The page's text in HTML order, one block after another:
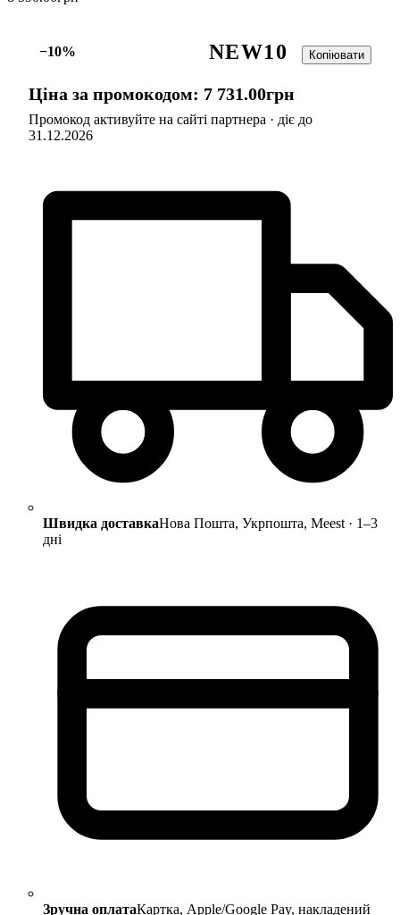
−10% NEW10 Копіювати
Ціна за промокодом: 7 731.00грн
Промокод активуйте на сайті партнера · діє до
31.12.2026
Швидка доставкаНова Пошта, Укрпошта, Meest · 1–3
дні
Зручна оплатаКартка, Apple/Google Pay, накладений